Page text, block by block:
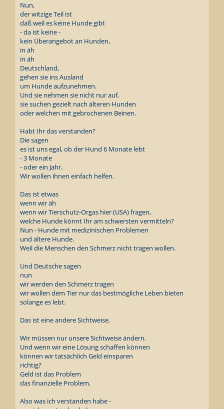
Nun,
der witzige Teil ist
daß weil es keine Hunde gibt
- da ist keine -
kein Überangebot an Hunden,
in äh
in äh
Deutschland,
gehen sie ins Ausland
um Hunde aufzunehmen.
Und sie nehmen sie nicht nur auf,
sie suchen gezielt nach älteren Hunden
oder welchen mit gebrochenen Beinen.
Habt Ihr das verstanden?
Die sagen
es ist uns egal, ob der Hund 6 Monate lebt
- 3 Monate
- oder ein Jahr.
Wir wollen ihnen einfach helfen.
Das ist etwas
wenn wir äh
wenn wir Tierschutz-Orgas hier (USA) fragen,
welche Hunde könnt Ihr am schwersten vermitteln?
Nun - Hunde mit medizinischen Problemen
und ältere Hunde.
Weil die Menschen den Schmerz nicht tragen wollen.
Und Deutsche sagen
nun
wir werden den Schmerz tragen
wir wollen dem Tier nur das bestmögliche Leben bieten
solange es lebt.
Das ist eine andere Sichtweise.
Wir müssen nur unsere Sichtweise ändern.
Und wenn wir eine Lösung schaffen können
können wir tatsächlich Geld einsparen
richtig?
Geld ist das Problem
das finanzielle Problem.
Also was ich verstanden habe -